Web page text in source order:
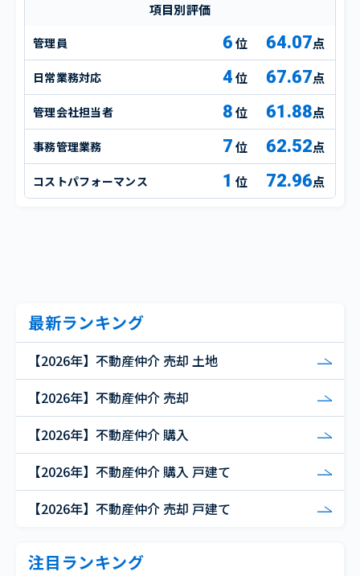
項目別評価
管理員 6 64.07点
日常業務対応 4 67.67点
管理会社担当者 8 61.88点
事務管理業務 7 62.52点
コストパフォーマンス 1 72.96点
最新ランキング
【2026年】不動産仲介 売却 土地
【2026年】不動産仲介 売却
【2026年】不動産仲介 購入
【2026年】不動産仲介 購入 戸建て
【2026年】不動産仲介 売却 戸建て
注目ランキング